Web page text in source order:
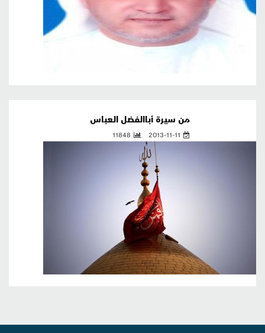
من سيرة أباالفضل العباس
2013-11-11
11848